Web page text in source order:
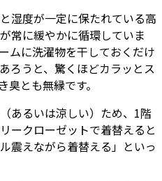
湿度が一定に保たれている高
常に緩やかに循環していま
ムに洗濯物を干しておくだけ
ろうと、驚くほどカラッとス
臭とも無縁です。
あるいは涼しい）ため、1階
ークローゼットで着替えると
震えながら着替える」といっ